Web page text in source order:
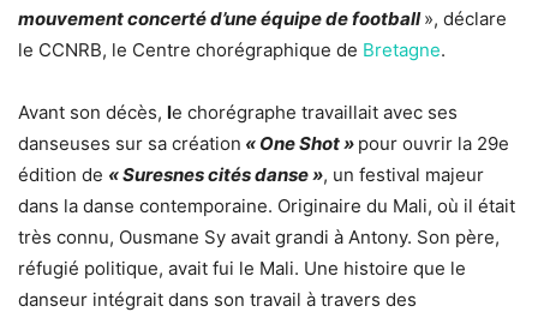
mouvement concerté d’une équipe de football », déclare
le CCNRB, le Centre chorégraphique de Bretagne.
Avant son décès, le chorégraphe travaillait avec ses
danseuses sur sa création « One Shot » pour ouvrir la 29e
édition de « Suresnes cités danse », un festival majeur
dans la danse contemporaine. Originaire du Mali, où il était
très connu, Ousmane Sy avait grandi à Antony. Son père,
réfugié politique, avait fui le Mali. Une histoire que le
danseur intégrait dans son travail à travers des